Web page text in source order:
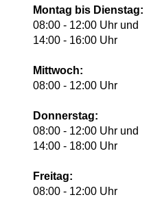
Montag bis Dienstag:
08:00 - 12:00 Uhr und
14:00 - 16:00 Uhr
Mittwoch:
08:00 - 12:00 Uhr
Donnerstag:
08:00 - 12:00 Uhr und
14:00 - 18:00 Uhr
Freitag:
08:00 - 12:00 Uhr